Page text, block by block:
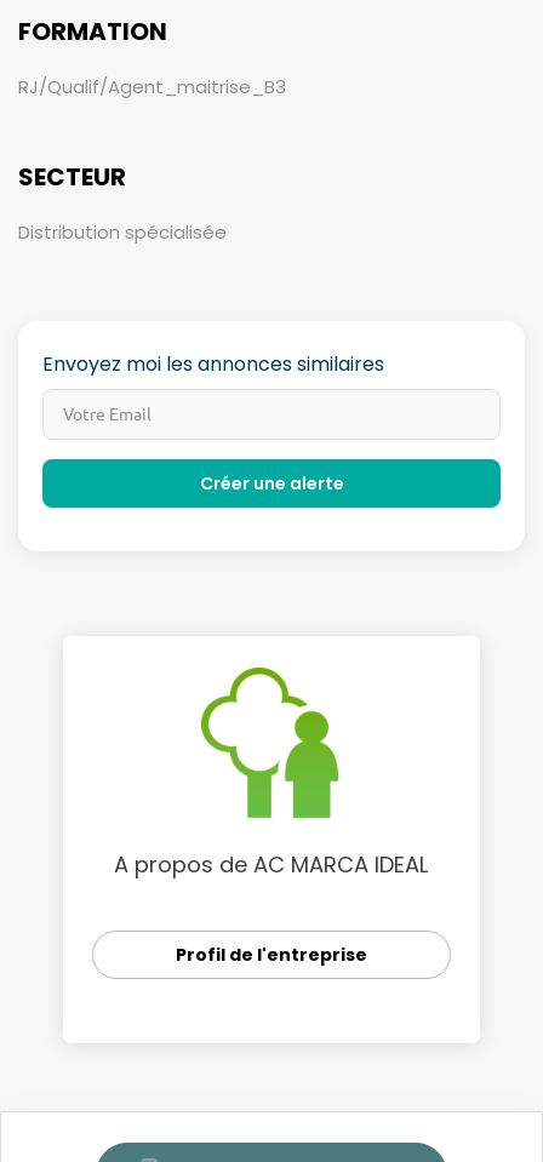
FORMATION
RJ/Qualif/Agent_maitrise_B3
SECTEUR
Distribution spécialisée
Envoyez moi les annonces similaires
A propos de AC MARCA IDEAL
Profil de l'entreprise